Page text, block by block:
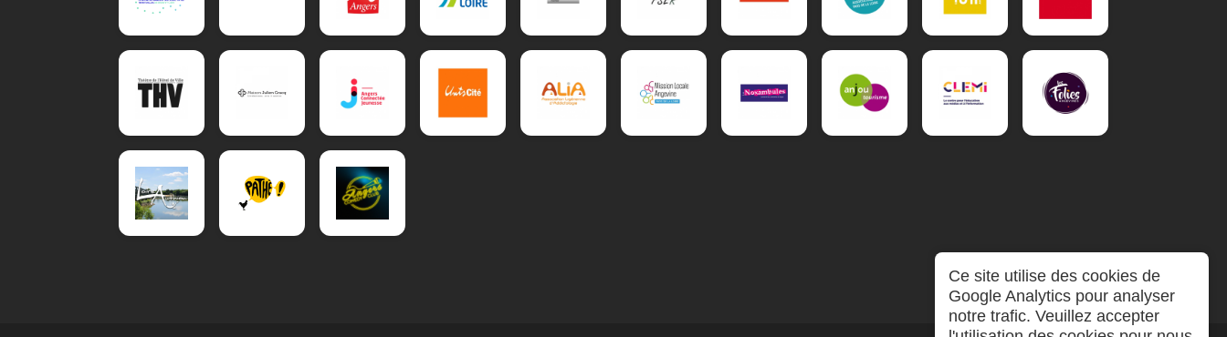
Ce site utilise des cookies de
Google Analytics pour analyser
notre trafic. Veuillez accepter